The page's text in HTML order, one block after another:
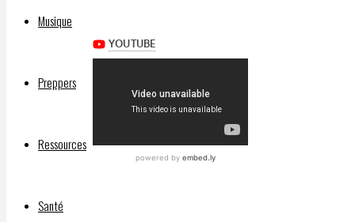
Musique
Preppers
Ressources
Santé